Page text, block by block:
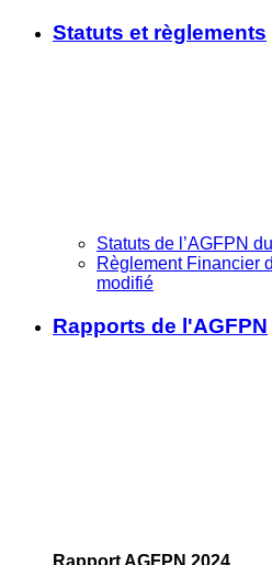
Statuts et règlements
Statuts de l’AGFPN
Règlement Financier
modifié
Rapports de l'AGFPN
Rapport AGFPN 2024